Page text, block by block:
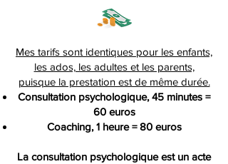
Mes tarifs sont identiques pour les enfants,
les ados, les adultes et les parents,
puisque la prestation est de même durée.
Consultation psychologique, 45 minutes =
60 euros
Coaching, 1 heure = 80 euros
La consultation psychologique est un acte